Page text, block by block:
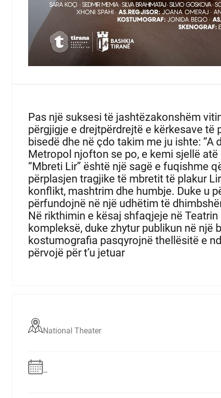
Pas një suksesi të jashtëzakonshëm
përgjigje e drejtpërdrejtë e kërkesave
bisedë dhe në çdo takim me ju ishte: “A
Metropol njofton se po, e kemi sjellë
“Mbreti Lir” është një sagë e fuqishme
përplasjen tragjike të mbretit të plakur
konflikt, mashtrim dhe humbje. Duke u
përfundojnë në një udhëtim të
Në rikthimin e kësaj shfaqjeje në
kompleksë, duke zhytur publikun në
kostumografia pasqyrojnë thellësitë e
përvojë për t’u jetuar
National Theater
–